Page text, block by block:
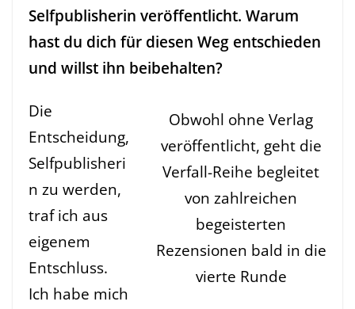
Selfpublisherin veröffentlicht. Warum
hast du dich für diesen Weg entschieden
und willst ihn beibehalten?
Obwohl ohne Verlag
veröffentlicht, geht die
Verfall-Reihe begleitet
von zahlreichen
begeisterten
Rezensionen bald in die
vierte Runde
Die
Entscheidung,
Selfpublisheri
n zu werden,
traf ich aus
eigenem
Entschluss.
Ich habe mich